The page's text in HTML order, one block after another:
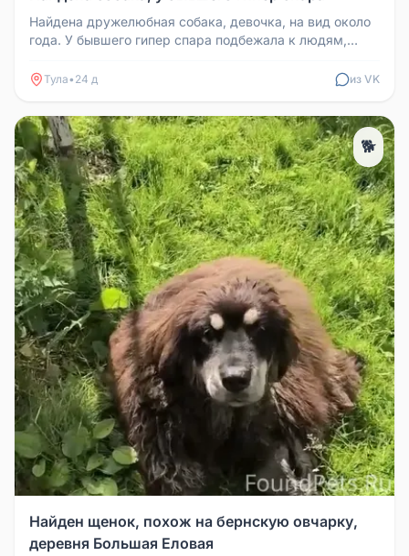
Найдена дружелюбная собака, девочка, на вид около
года. У бывшего гипер спара подбежала к людям,
Тула• 24 д из VK
🐕
Найден щенок, похож на бернскую овчарку,
деревня Большая Еловая